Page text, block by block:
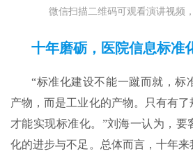
微信扫描二维码可观看演讲视频
十年磨砺，医院信息标准
“标准化建设不能一蹴而就，标
产物，而是工业化的产物。只有有了
才能实现标准化。”刘海一认为，要
化的进步与不足。总体而言，十年